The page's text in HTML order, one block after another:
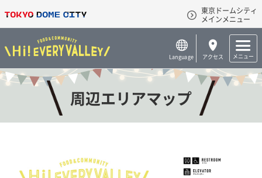
東京ドームシティ
メインメニュー
Language アクセス メニュー
周辺エリアマップ